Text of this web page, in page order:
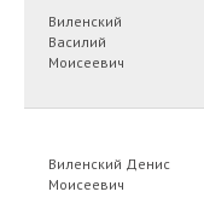
Виленский
Василий
Моисеевич
Виленский Денис
Моисеевич